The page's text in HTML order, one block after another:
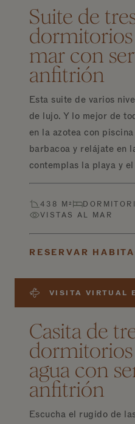
Suite de
mar con
anfitrión
Esta suite de varios
de lujo. Y lo mejor de
en la azotea con
barbacoa y relájate en
contemplas la playa y
438 M²
VISTAS AL MAR
RESERVAR
VISITA VIRTUAL
Casita de
agua con
anfitrión
Escucha el rugido de